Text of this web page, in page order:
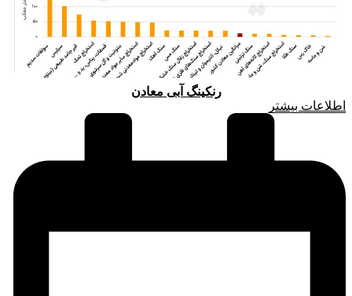
رنکینگ آبی معادن
اطلاعات بیشتر